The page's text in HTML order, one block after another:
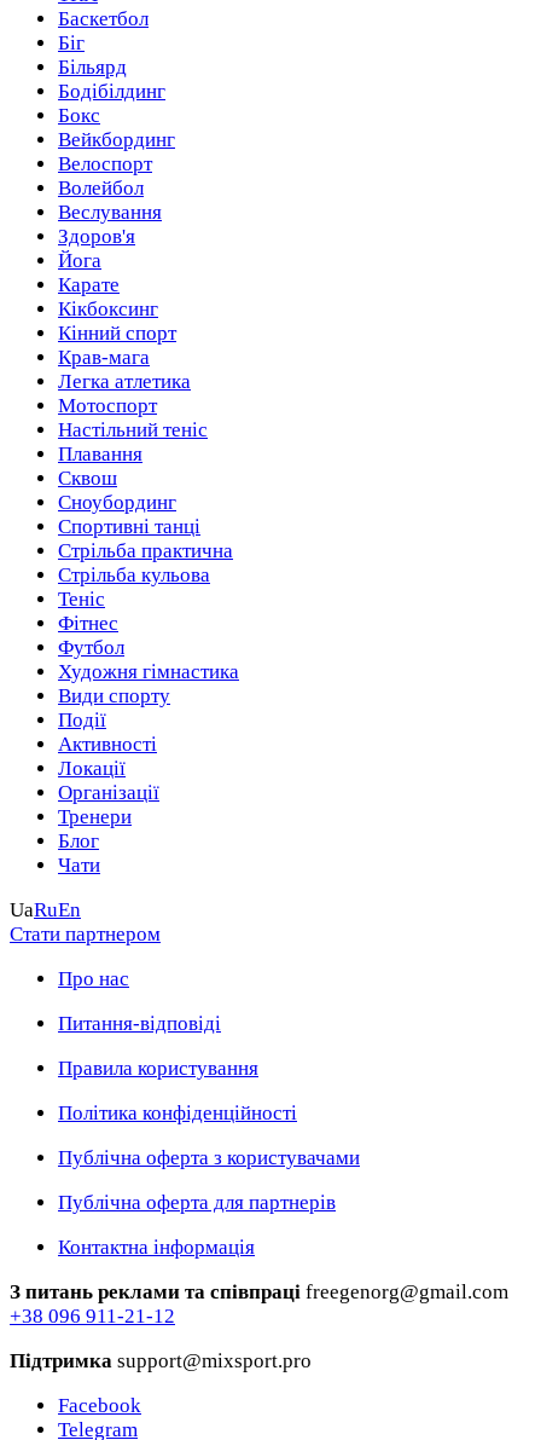
Баскетбол
Біг
Більярд
Бодібілдинг
Бокс
Вейкбординг
Велоспорт
Волейбол
Веслування
Здоров'я
Йога
Карате
Кікбоксинг
Кінний спорт
Крав-мага
Легка атлетика
Мотоспорт
Настільний теніс
Плавання
Сквош
Сноубординг
Спортивні танці
Стрільба практична
Стрільба кульова
Теніс
Фітнес
Футбол
Художня гімнастика
Види спорту
Події
Активності
Локації
Організації
Тренери
Блог
Чати
UaRuEn
Стати партнером
Про нас
Питання-відповіді
Правила користування
Політика конфіденційності
Публічна оферта з користувачами
Публічна оферта для партнерів
Контактна інформація
З питань реклами та співпраці freegenorg@gmail.com
+38 096 911-21-12
Підтримка support@mixsport.pro
Facebook
Telegram